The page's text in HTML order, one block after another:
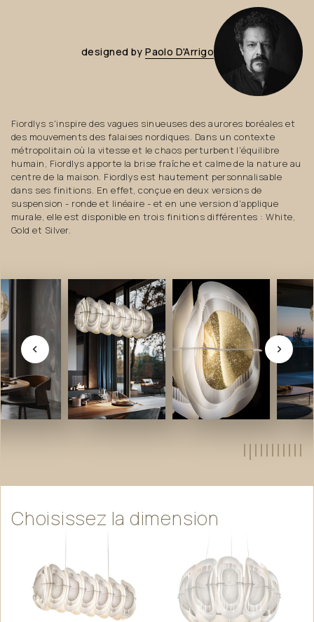
designed by Paolo D'Arrigo
Fiordlys s'inspire des vagues sinueuses des aurores boréales et
des mouvements des falaises nordiques. Dans un contexte
métropolitain où la vitesse et le chaos perturbent l'équilibre
humain, Fiordlys apporte la brise fraîche et calme de la nature au
centre de la maison. Fiordlys est hautement personnalisable
dans ses finitions. En effet, conçue en deux versions de
suspension - ronde et linéaire - et en une version d'applique
murale, elle est disponible en trois finitions différentes : White,
Gold et Silver.
Choisissez la dimension